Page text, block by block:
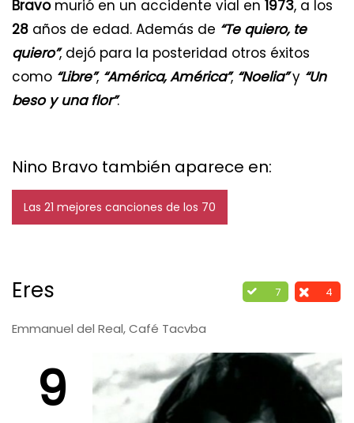
Bravomurió en un accidente vial en 1973, a los
28 años de edad. Además de “Te quiero, te
quiero”, dejó para la posteridad otros éxitos
como “Libre”, “América, América”, “Noelia”y “Un
beso y una flor”.
Nino Bravo también aparece en:
Las 21 mejores canciones de los 70
7 4
Eres
Emmanuel del Real, Café Tacvba
9